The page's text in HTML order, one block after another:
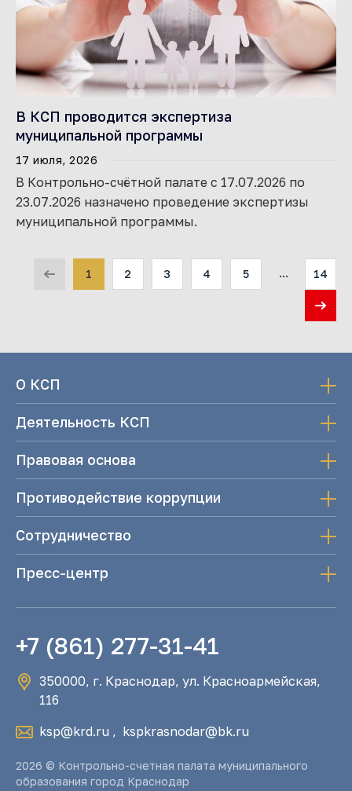
В КСП проводится экспертиза
муниципальной программы
17 июля, 2026
В Контрольно-счётной палате с 17.07.2026 по
23.07.2026 назначено проведение экспертизы
муниципальной программы.
1 2 3 4 5 ... 14
О КСП
Деятельность КСП
Правовая основа
Противодействие коррупции
Сотрудничество
Пресс-центр
+7 (861) 277-31-41
350000, г. Краснодар, ул. Красноармейская,
116
ksp@krd.ru , kspkrasnodar@bk.ru
2026 © Контрольно-счетная палата муниципального
образования город Краснодар